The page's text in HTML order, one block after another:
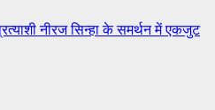
नीरज सिन्हा के समर्थन में एकजुट